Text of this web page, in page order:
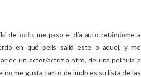
de imdb, me paso el día auto-retándome a
en qué pelis salió este o aquel, y me
de un actor/actriz a otro, de una película a
no me gusta tanto de imdb es su lista de las